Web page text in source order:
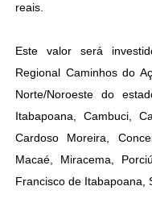
reais.
Este valor será
Regional Caminhos do
Norte/Noroeste do
Itabapoana, Cambuci,
Cardoso Moreira,
Macaé, Miracema,
Francisco de Itabapoana,